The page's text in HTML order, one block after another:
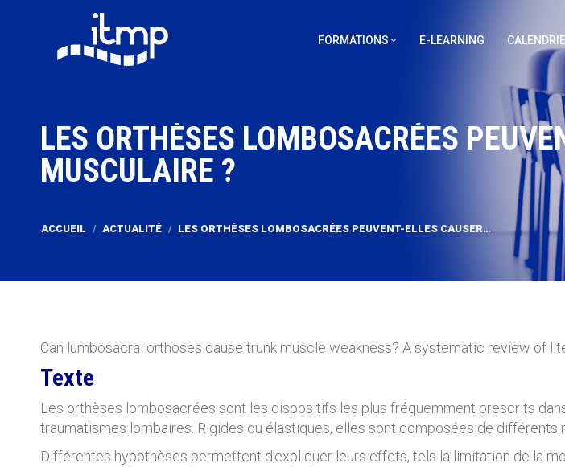
FORMATIONS E-LEARNING
LES ORTHÈSES LOMBOSACRÉES
MUSCULAIRE ?
ACCUEIL ACTUALITÉ LES ORTHÈSES LOMBOSACRÉES PEUVENT-ELLES CAUSER…
Can lumbosacral orthoses cause trunk muscle weakness? A systematic review of
Texte
Les orthèses lombosacrées sont les dispositifs les plus fréquemment prescrits
traumatismes lombaires. Rigides ou élastiques, elles sont composées de différents
Différentes hypothèses permettent d’expliquer leurs effets, tels la limitation de la